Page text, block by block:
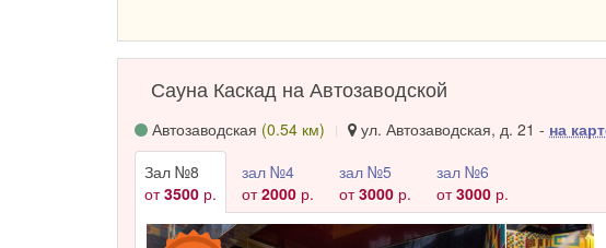
Сауна Каскад на Автозаводской
Автозаводская (0.54 км) ул. Автозаводская, д. 21 - на
Зал №8
от3500 р.
зал №4
от2000 р.
зал №5
от3000 р.
зал №6
от3000 р.